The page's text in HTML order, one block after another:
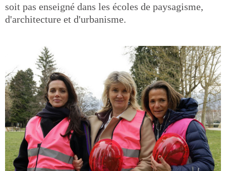
soit pas enseigné dans les écoles de paysagisme,
d'architecture et d'urbanisme.